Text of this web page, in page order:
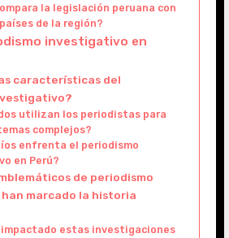
la legislación peruana con
de la región?
investigativo en
características del
utilizan los periodistas para
complejos?
enfrenta el periodismo
en Perú?
de periodismo
marcado la historia
impactado estas investigaciones